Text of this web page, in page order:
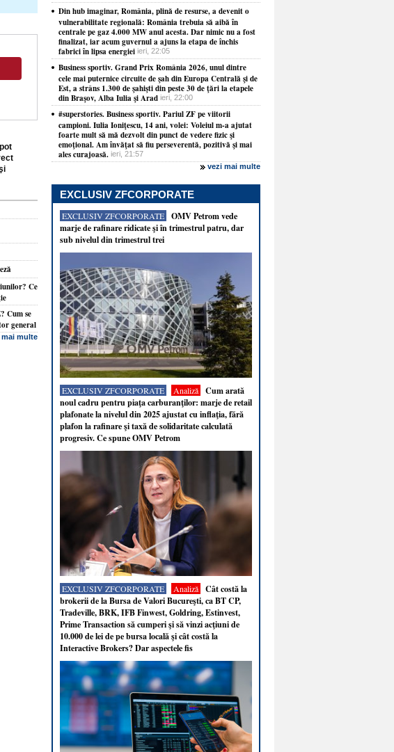
Ce
Cum se
general
mai multe
Din hub imaginar, România, plină de resurse, a devenit o
vulnerabilitate regională: România trebuia să aibă în
centrale pe gaz 4.000 MW anul acesta. Dar nimic nu a fost
finalizat, iar acum guvernul a ajuns la etapa de închis
fabrici în lipsa energiei ieri, 22:05
Business sportiv. Grand Prix România 2026, unul dintre
cele mai puternice circuite de şah din Europa Centrală şi de
Est, a strâns 1.300 de şahişti din peste 30 de ţări la etapele
din Braşov, Alba Iulia şi Arad ieri, 22:00
#superstories. Business sportiv. Pariul ZF pe viitorii
campioni. Iulia Ioniţescu, 14 ani, volei: Voleiul m-a ajutat
foarte mult să mă dezvolt din punct de vedere fizic şi
emoţional. Am învăţat să fiu perseverentă, pozitivă şi mai
ales curajoasă. ieri, 21:57
vezi mai multe
EXCLUSIV ZFCORPORATE
EXCLUSIV ZFCORPORATE
OMV Petrom vede
marje de rafinare ridicate şi în trimestrul patru, dar
sub nivelul din trimestrul trei
EXCLUSIV ZFCORPORATE Analiză
Cum arată
noul cadru pentru piaţa carburanţilor: marje de retail
plafonate la nivelul din 2025 ajustat cu inflaţia, fără
plafon la rafinare şi taxă de solidaritate calculată
progresiv. Ce spune OMV Petrom
EXCLUSIV ZFCORPORATE Analiză
Cât costă la
brokerii de la Bursa de Valori Bucureşti, ca BT CP,
Tradeville, BRK, IFB Finwest, Goldring, Estinvest,
Prime Transaction să cumperi şi să vinzi acţiuni de
10.000 de lei de pe bursa locală şi cât costă la
Interactive Brokers? Dar aspectele fis